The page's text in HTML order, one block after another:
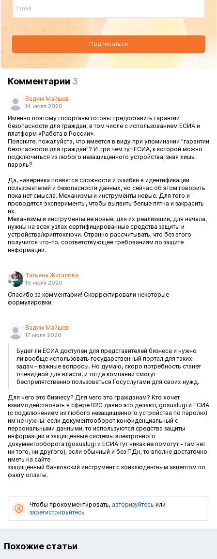
Подписаться
Комментарии 3
Вадим Майшев
14 июля 2020
Именно поэтому госорганы готовы предоставить гарантии
безопасности для граждан, в том числе с использованием ЕСИА и
платформ «Работа в России».
Поясните, пожалуйста, что имеется в виду при упоминании "гарантии
безопасности для граждан"? И при чем тут ЕСИА, к которой можно
подключиться из любого незащищенного устройства, зная лишь
пароль?
Да, наверняка появятся сложности и ошибки в идентификации
пользователей и безопасности данных, но сейчас об этом говорить
пока нет смысла. Механизмы и инструменты новые. Для того и
проводятся эксперименты, чтобы выявить белые пятна и закрасить
их.
Механизмы и инструменты не новые, для их реализации, для начала,
нужны на всех узлах сертифицированные средства защиты и
устройства/криптоключи. Странно рассчитывать, что без этого
получится что-то, соответствующее требованиям по защите
информации.
Татьяна Жигалова
16 июля 2020
Спасибо за комментарии! Скорректировали некоторые
формулировки.
Вадим Майшев
17 июля 2020
Будет ли ЕСИА доступен для представителей бизнеса и нужно
ли вообще использовать государственный портал для таких
задач – важные вопросы. Но думаю, скоро потребность станет
очевидной для власти, и тогда компании смогут
беспрепятственно пользоваться Госуслугами для своих нужд.
Для чего это бизнесу? Для чего это гражданам? Кто хочет
взаимодействовать в сфере B2C давно это делают, gosuslugi и ЕСИА
(с подключением из любого незащищенного устройства по паролю)
им не нужны: если документооборот конфиденциальный с
персональными данными, то используются средства защиты
информации и защищенные системы электронного
документооборота (gosuslugi и ЕСИА тут никак не помогут - там нет
ни того, ни другого); если обычный и без ПДн, то вполне достаточно
иметь на сайте
защищенный банковский инструмент с конклюдентным акцептом по
факту оплаты.
Чтобы прокомментировать, авторизуйтесь или
зарегистрируйтесь
Похожие статьи